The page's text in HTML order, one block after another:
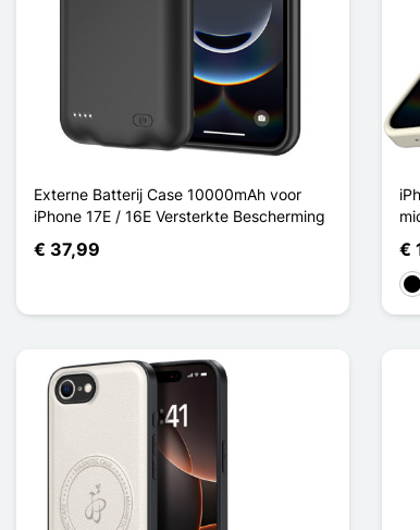
Externe Batterij Case 10000mAh voor
iPhone 17E / 16E Versterkte Bescherming
€ 37,99 €